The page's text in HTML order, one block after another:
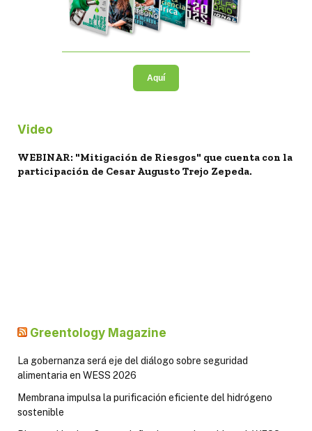
Aquí
Video
WEBINAR: "Mitigación de Riesgos" que cuenta con la
participación de Cesar Augusto Trejo Zepeda.
Greentology Magazine
La gobernanza será eje del diálogo sobre seguridad
alimentaria en WESS 2026
Membrana impulsa la purificación eficiente del hidrógeno
sostenible